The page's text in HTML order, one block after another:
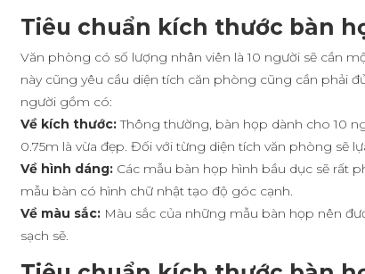
Tiêu chuẩn kích thước bàn
Văn phòng có số lượng nhân viên là 10 người sẽ cần
này cũng yêu cầu diện tích căn phòng cũng cần phải
người gồm có:
Về kích thước:Thông thường, bàn họp dành cho 10
0.75m là vừa đẹp. Đối với từng diện tích văn phòng sẽ
Về hình dáng:Các mẫu bàn họp hình bầu dục sẽ rất
mẫu bàn có hình chữ nhật tạo độ góc cạnh.
Về màu sắc:Màu sắc của những mẫu bàn họp nên
sạch sẽ.